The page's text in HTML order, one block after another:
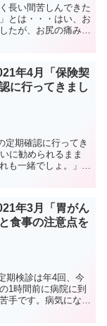
長い間苦しんできた
とは・・・はい、お
たが、お尻の痛みと
年4月「保険契
に行ってきまし
定期確認に行ってき
に勧められるまま
も一緒でしょ。」と
年3月「胃がん
食事の注意点を
期検診は年4回、今
1時間前に病院に到
手です。病気になっ